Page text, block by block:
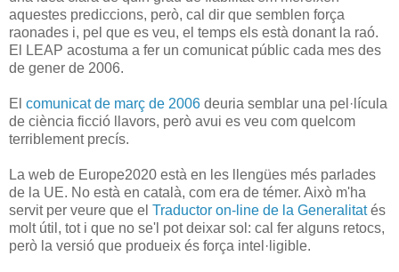
aquestes prediccions, però, cal dir que semblen força
raonades i, pel que es veu, el temps els està donant la raó.
El LEAP acostuma a fer un comunicat públic cada mes des
de gener de 2006.
El comunicat de març de 2006 deuria semblar una pel·lícula
de ciència ficció llavors, però avui es veu com quelcom
terriblement precís.
La web de Europe2020 està en les llengües més parlades
de la UE. No està en català, com era de témer. Això m'ha
servit per veure que el Traductor on-line de la Generalitatés
molt útil, tot i que no se'l pot deixar sol: cal fer alguns retocs,
però la versió que produeix és força intel·ligible.